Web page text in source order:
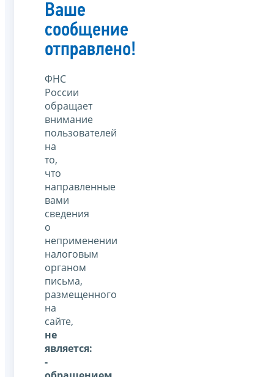
Ваше
сообщение
отправлено!
ФНС
России
обращает
внимание
пользователей
на
то,
что
направленные
вами
сведения
о
неприменении
налоговым
органом
письма,
размещенного
на
сайте,
не
является:
-